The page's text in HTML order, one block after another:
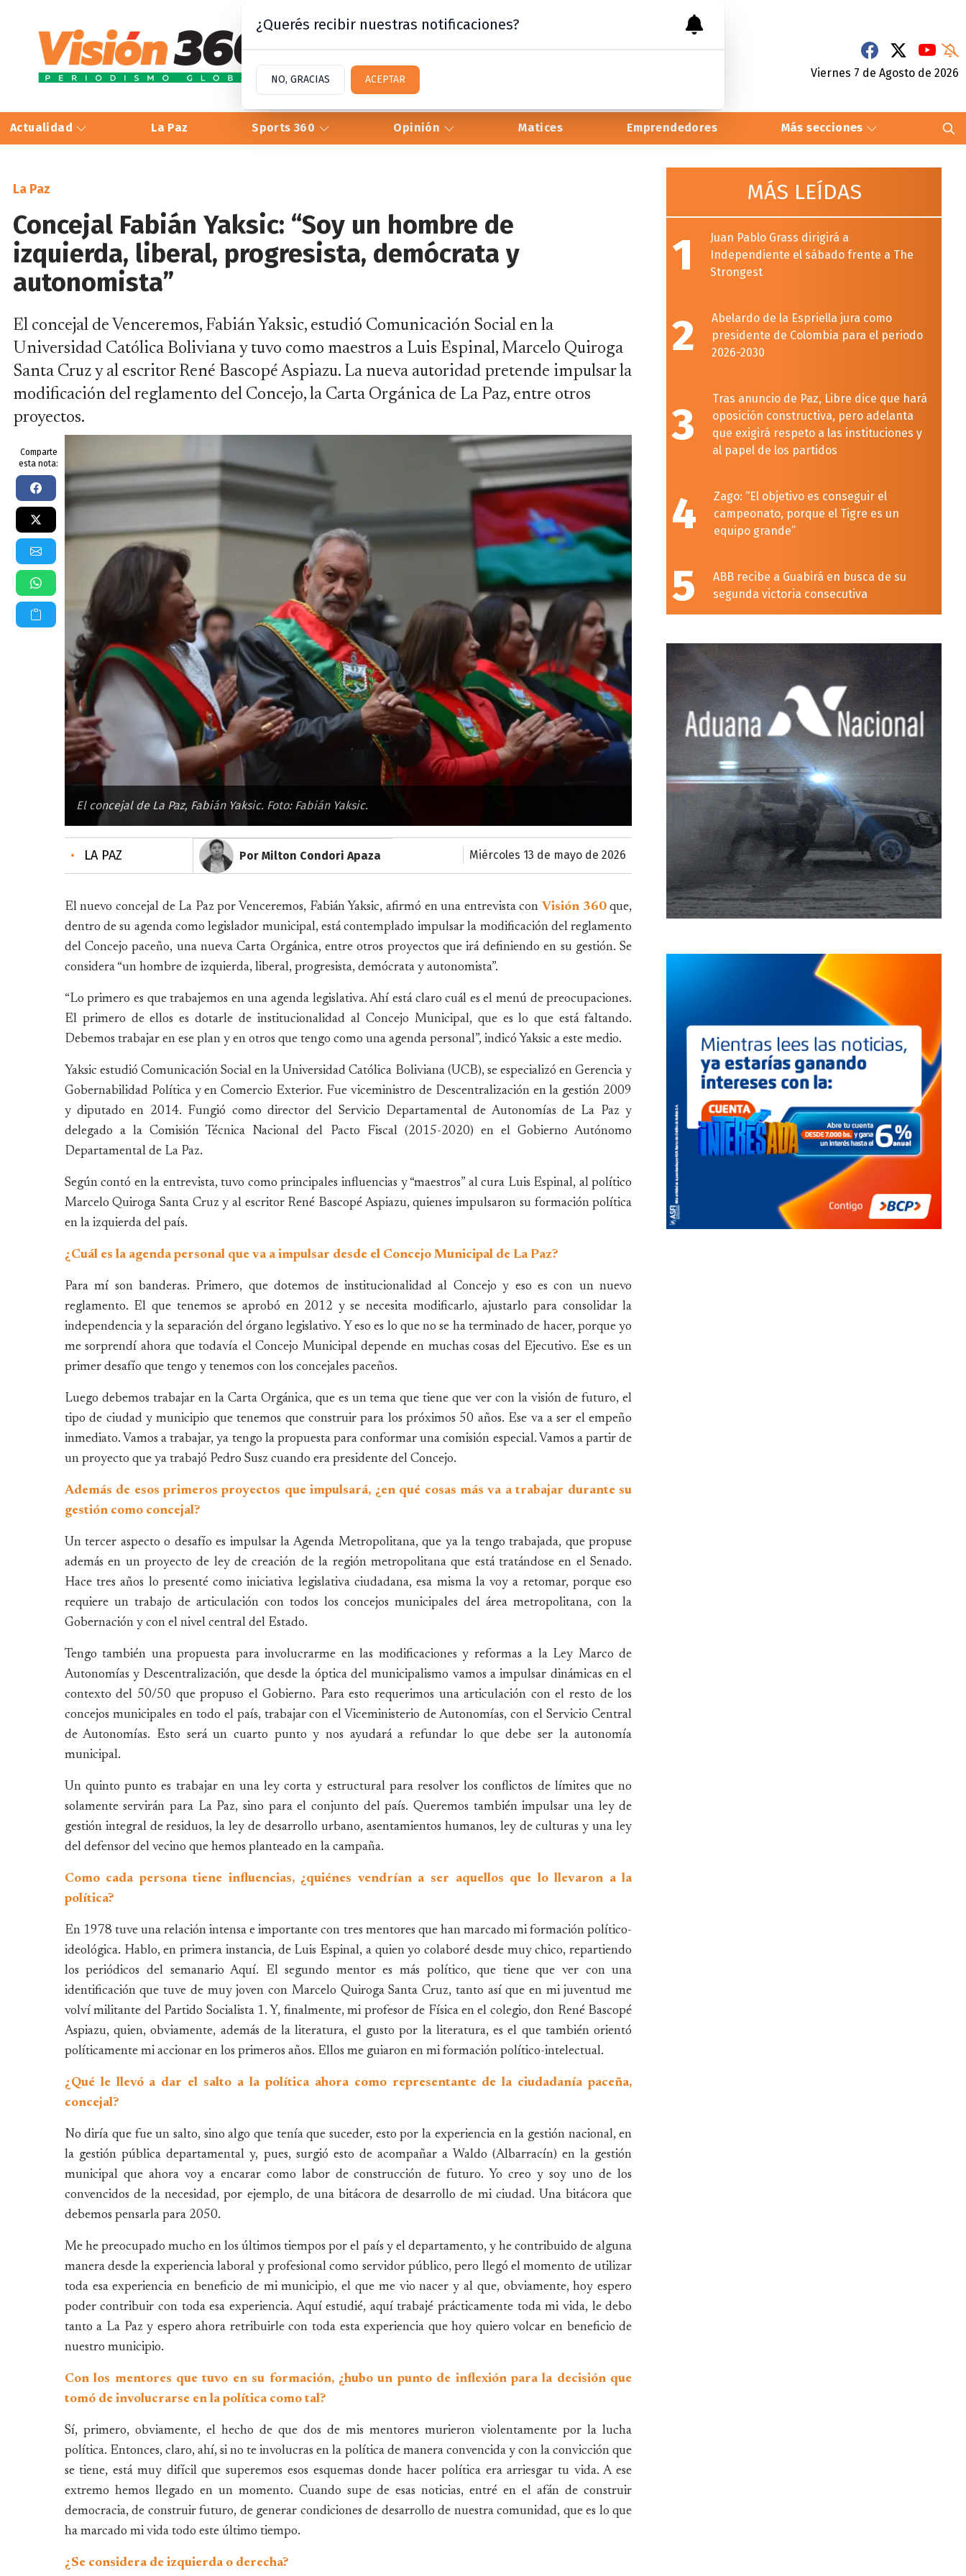
Viernes 7 de Agosto de 2026
Actualidad La Paz Sports 360 Opinión Matices Emprendedores Más secciones
La Paz
Concejal Fabián Yaksic: “Soy un hombre de
izquierda, liberal, progresista, demócrata y
autonomista”
El concejal de Venceremos, Fabián Yaksic, estudió Comunicación Social en la
Universidad Católica Boliviana y tuvo como maestros a Luis Espinal, Marcelo Quiroga
Santa Cruz y al escritor René Bascopé Aspiazu. La nueva autoridad pretende impulsar la
modificación del reglamento del Concejo, la Carta Orgánica de La Paz, entre otros
proyectos.
Comparte
esta nota:
El concejal de La Paz, Fabián Yaksic. Foto: Fabián Yaksic.
• LA PAZ Por Milton Condori Apaza miércoles 13 de mayo de 2026
El nuevo concejal de La Paz por Venceremos, Fabián Yaksic, afirmó en una entrevista con Visión 360que,
dentro de su agenda como legislador municipal, está contemplado impulsar la modificación del reglamento
del Concejo paceño, una nueva Carta Orgánica, entre otros proyectos que irá definiendo en su gestión. Se
considera “un hombre de izquierda, liberal, progresista, demócrata y autonomista”.
“Lo primero es que trabajemos en una agenda legislativa. Ahí está claro cuál es el menú de preocupaciones.
El primero de ellos es dotarle de institucionalidad al Concejo Municipal, que es lo que está faltando.
Debemos trabajar en ese plan y en otros que tengo como una agenda personal”, indicó Yaksic a este medio.
Yaksic estudió Comunicación Social en la Universidad Católica Boliviana (UCB), se especializó en Gerencia y
Gobernabilidad Política y en Comercio Exterior. Fue viceministro de Descentralización en la gestión 2009
y diputado en 2014. Fungió como director del Servicio Departamental de Autonomías de La Paz y
delegado a la Comisión Técnica Nacional del Pacto Fiscal (2015-2020) en el Gobierno Autónomo
Departamental de La Paz.
Según contó en la entrevista, tuvo como principales influencias y “maestros” al cura Luis Espinal, al político
Marcelo Quiroga Santa Cruz y al escritor René Bascopé Aspiazu, quienes impulsaron su formación política
en la izquierda del país.
¿Cuál es la agenda personal que va a impulsar desde el Concejo Municipal de La Paz?
Para mí son banderas. Primero, que dotemos de institucionalidad al Concejo y eso es con un nuevo
reglamento. El que tenemos se aprobó en 2012 y se necesita modificarlo, ajustarlo para consolidar la
independencia y la separación del órgano legislativo. Y eso es lo que no se ha terminado de hacer, porque yo
me sorprendí ahora que todavía el Concejo Municipal depende en muchas cosas del Ejecutivo. Ese es un
primer desafío que tengo y tenemos con los concejales paceños.
Luego debemos trabajar en la Carta Orgánica, que es un tema que tiene que ver con la visión de futuro, el
tipo de ciudad y municipio que tenemos que construir para los próximos 50 años. Ese va a ser el empeño
inmediato. Vamos a trabajar, ya tengo la propuesta para conformar una comisión especial. Vamos a partir de
un proyecto que ya trabajó Pedro Susz cuando era presidente del Concejo.
Además de esos primeros proyectos que impulsará, ¿en qué cosas más va a trabajar durante su
gestión como concejal?
Un tercer aspecto o desafío es impulsar la Agenda Metropolitana, que ya la tengo trabajada, que propuse
además en un proyecto de ley de creación de la región metropolitana que está tratándose en el Senado.
Hace tres años lo presenté como iniciativa legislativa ciudadana, esa misma la voy a retomar, porque eso
requiere un trabajo de articulación con todos los concejos municipales del área metropolitana, con la
Gobernación y con el nivel central del Estado.
Tengo también una propuesta para involucrarme en las modificaciones y reformas a la Ley Marco de
Autonomías y Descentralización, que desde la óptica del municipalismo vamos a impulsar dinámicas en el
contexto del 50/50 que propuso el Gobierno. Para esto requerimos una articulación con el resto de los
concejos municipales en todo el país, trabajar con el Viceministerio de Autonomías, con el Servicio Central
de Autonomías. Esto será un cuarto punto y nos ayudará a refundar lo que debe ser la autonomía
municipal.
Un quinto punto es trabajar en una ley corta y estructural para resolver los conflictos de límites que no
solamente servirán para La Paz, sino para el conjunto del país. Queremos también impulsar una ley de
gestión integral de residuos, la ley de desarrollo urbano, asentamientos humanos, ley de culturas y una ley
del defensor del vecino que hemos planteado en la campaña.
Como cada persona tiene influencias, ¿quiénes vendrían a ser aquellos que lo llevaron a la
política?
En 1978 tuve una relación intensa e importante con tres mentores que han marcado mi formación político-
ideológica. Hablo, en primera instancia, de Luis Espinal, a quien yo colaboré desde muy chico, repartiendo
los periódicos del semanario Aquí. El segundo mentor es más político, que tiene que ver con una
identificación que tuve de muy joven con Marcelo Quiroga Santa Cruz, tanto así que en mi juventud me
volví militante del Partido Socialista 1. Y, finalmente, mi profesor de Física en el colegio, don René Bascopé
Aspiazu, quien, obviamente, además de la literatura, el gusto por la literatura, es el que también orientó
políticamente mi accionar en los primeros años. Ellos me guiaron en mi formación político-intelectual.
¿Qué le llevó a dar el salto a la política ahora como representante de la ciudadanía paceña,
concejal?
No diría que fue un salto, sino algo que tenía que suceder, esto por la experiencia en la gestión nacional, en
la gestión pública departamental y, pues, surgió esto de acompañar a Waldo (Albarracín) en la gestión
municipal que ahora voy a encarar como labor de construcción de futuro. Yo creo y soy uno de los
convencidos de la necesidad, por ejemplo, de una bitácora de desarrollo de mi ciudad. Una bitácora que
debemos pensarla para 2050.
Me he preocupado mucho en los últimos tiempos por el país y el departamento, y he contribuido de alguna
manera desde la experiencia laboral y profesional como servidor público, pero llegó el momento de utilizar
toda esa experiencia en beneficio de mi municipio, el que me vio nacer y al que, obviamente, hoy espero
poder contribuir con toda esa experiencia. Aquí estudié, aquí trabajé prácticamente toda mi vida, le debo
tanto a La Paz y espero ahora retribuirle con toda esta experiencia que hoy quiero volcar en beneficio de
nuestro municipio.
Con los mentores que tuvo en su formación, ¿hubo un punto de inflexión para la decisión que
tomó de involucrarse en la política como tal?
Sí, primero, obviamente, el hecho de que dos de mis mentores murieron violentamente por la lucha
política. Entonces, claro, ahí, si no te involucras en la política de manera convencida y con la convicción que
se tiene, está muy difícil que superemos esos esquemas donde hacer política era arriesgar tu vida. A ese
extremo hemos llegado en un momento. Cuando supe de esas noticias, entré en el afán de construir
democracia, de construir futuro, de generar condiciones de desarrollo de nuestra comunidad, que es lo que
ha marcado mi vida todo este último tiempo.
¿Se considera de izquierda o derecha?
MÁS LEÍDAS
1
Juan Pablo Grass dirigirá a
Independiente el sábado frente a The
Strongest
2
Abelardo de la Espriella jura como
presidente de Colombia para el periodo
2026-2030
3
Tras anuncio de Paz, Libre dice que hará
oposición constructiva, pero adelanta
que exigirá respeto a las instituciones y
al papel de los partidos
4
Zago: “El objetivo es conseguir el
campeonato, porque el Tigre es un
equipo grande”
5
ABB recibe a Guabirá en busca de su
segunda victoria consecutiva
¿Querés recibir nuestras notificaciones?
NO, GRACIAS ACEPTAR